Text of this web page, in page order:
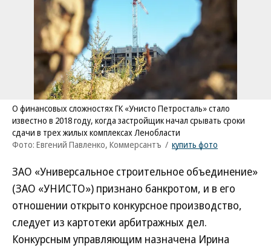
О финансовых сложностях ГК «Унисто Петросталь» стало
известно в 2018 году, когда застройщик начал срывать сроки
сдачи в трех жилых комплексах Ленобласти
Фото: Евгений Павленко, Коммерсантъ / купить фото
ЗАО «Универсальное строительное объединение»
(ЗАО «УНИСТО») признано банкротом, и в его
отношении открыто конкурсное производство,
следует из картотеки арбитражных дел.
Конкурсным управляющим назначена Ирина